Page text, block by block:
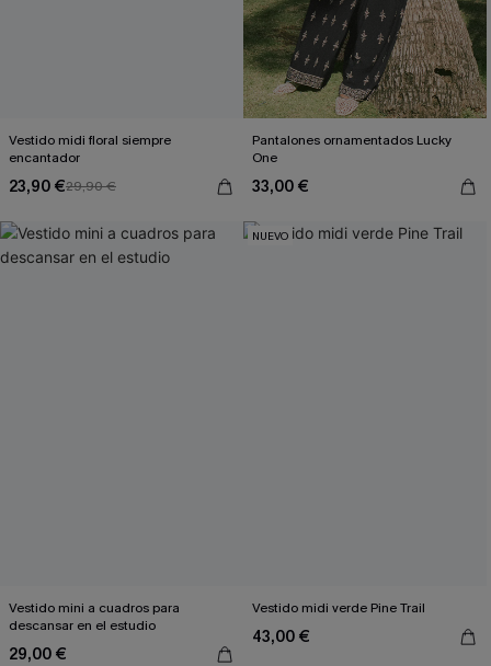
Vestido midi floral siempre
encantador
23,90 €29,90 €
Pantalones ornamentados Lucky
One
33,00 €
Vestido mini a cuadros para
descansar en el estudio
29,00 €
NUEVO
Vestido midi verde Pine Trail
43,00 €